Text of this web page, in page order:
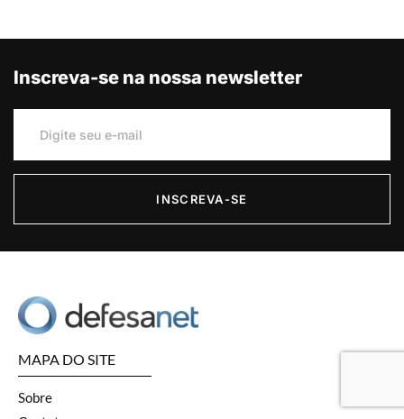
Inscreva-se na nossa newsletter
INSCREVA-SE
MAPA DO SITE
Sobre